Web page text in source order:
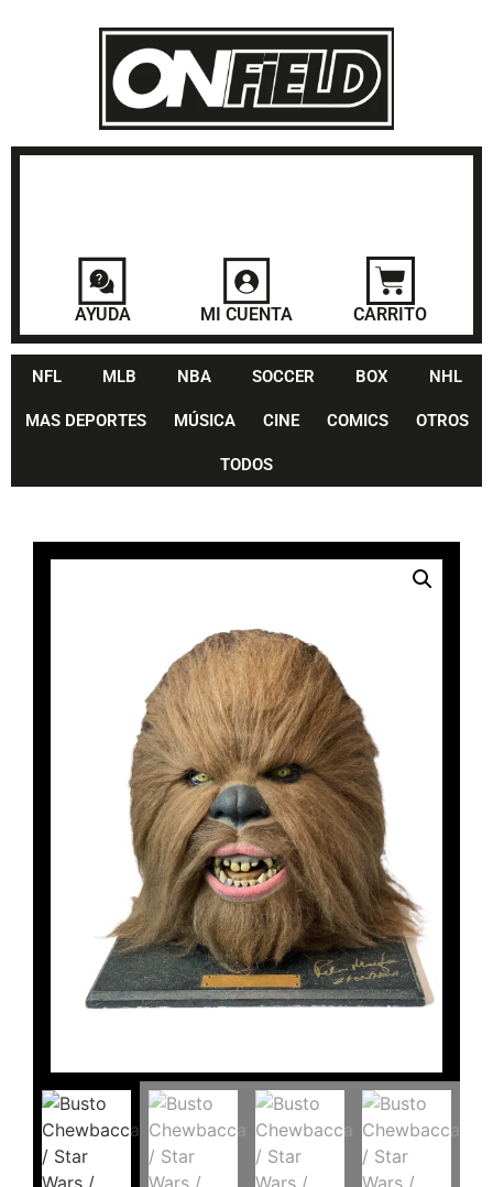
AYUDA MI CUENTA CARRITO
NFL MLB NBA SOCCER BOX NHL
MAS DEPORTES MÚSICA CINE COMICS OTROS
TODOS